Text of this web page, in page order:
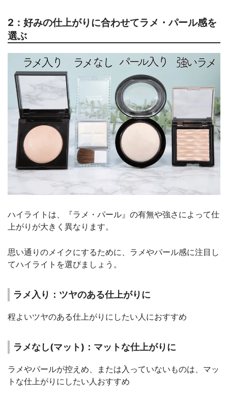
2：好みの仕上がりに合わせてラメ・パール感を
選ぶ
ハイライトは、『ラメ・パール』の有無や強さによって仕
上がりが大きく異なります。
思い通りのメイクにするために、ラメやパール感に注目し
てハイライトを選びましょう。
ラメ入り：ツヤのある仕上がりに
程よいツヤのある仕上がりにしたい人におすすめ
ラメなし(マット)：マットな仕上がりに
ラメやパールが控えめ、または入っていないものは、マッ
トな仕上がりにしたい人おすすめ